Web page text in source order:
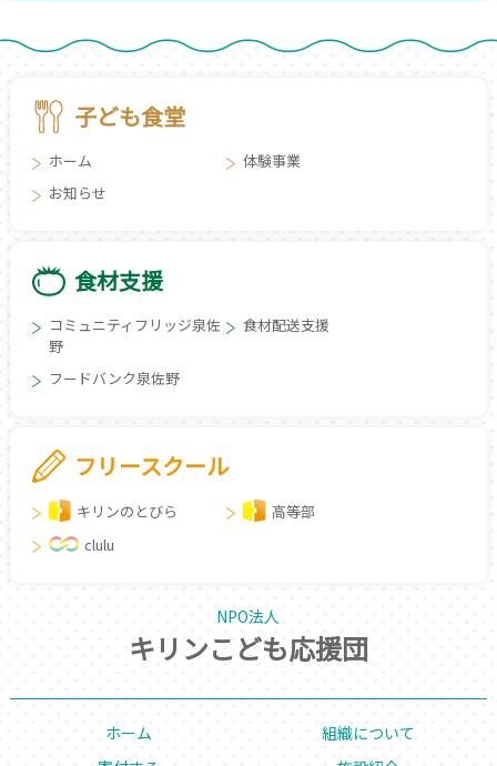
子ども食堂
ホーム
体験事業
お知らせ
食材支援
コミュニティフリッジ泉佐
野
食材配送支援
フードバンク泉佐野
フリースクール
キリンのとびら
高等部
clulu
NPO法人
キリンこども応援団
ホーム
組織について